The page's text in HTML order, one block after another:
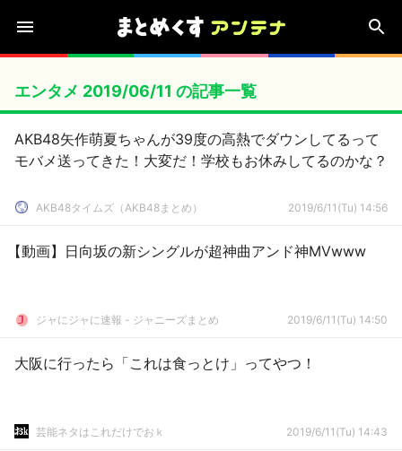
エンタメ 2019/06/11 の記事一覧
AKB48矢作萌夏ちゃんが39度の高熱でダウンしてるって
モバメ送ってきた！大変だ！学校もお休みしてるのかな？
AKB48タイムズ（AKB48まとめ） 2019/6/11(Tu) 14:56
【動画】日向坂の新シングルが超神曲アンド神MVwww
ジャにジャに速報 - ジャニーズまとめ 2019/6/11(Tu) 14:50
大阪に行ったら「これは食っとけ」ってやつ！
芸能ネタはこれだけでおｋ 2019/6/11(Tu) 14:43